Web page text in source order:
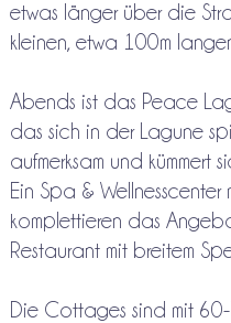
etwas länger über die
kleinen, etwa 100m
Abends ist das Peace
das sich in der Lagune
aufmerksam und kümmert
Ein Spa & Wellnesscenter
komplettieren das
Restaurant mit breitem
Die Cottages sind mit